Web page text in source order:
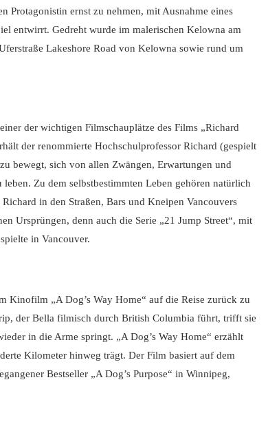
Protagonistin ernst zu nehmen, mit Ausnahme eines
entwirrt. Gedreht wurde im malerischen Kelowna am
Lakeshore Road von Kelowna sowie rund um
der wichtigen Filmschauplätze des Films „Richard
der renommierte Hochschulprofessor Richard (gespielt
bewegt, sich von allen Zwängen, Erwartungen und
Zu dem selbstbestimmten Leben gehören natürlich
in den Straßen, Bars und Kneipen Vancouvers
Ursprüngen, denn auch die Serie „21 Jump Street“, mit
in Vancouver.
Kinofilm „A Dog’s Way Home“ auf die Reise zurück zu
der Bella filmisch durch British Columbia führt, trifft sie
in die Arme springt. „A Dog’s Way Home“ erzählt
Kilometer hinweg trägt. Der Film basiert auf dem
Bestseller „A Dog’s Purpose“ in Winnipeg,